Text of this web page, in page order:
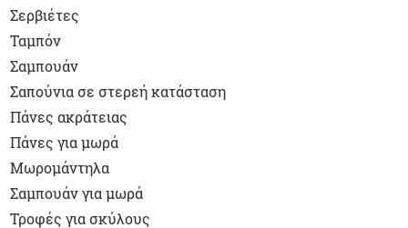
Σερβιέτες
Ταμπόν
Σαμπουάν
Σαπούνια σε στερεή κατάσταση
Πάνες ακράτειας
Πάνες για μωρά
Μωρομάντηλα
Σαμπουάν για μωρά
Τροφές για σκύλους